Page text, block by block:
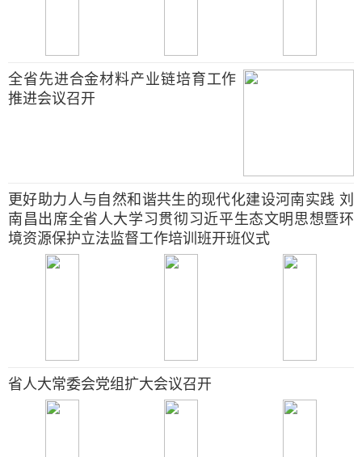
全省先进合金材料产业链培育工作
推进会议召开
更好助力人与自然和谐共生的现代化建设河南实践 刘
南昌出席全省人大学习贯彻习近平生态文明思想暨环
境资源保护立法监督工作培训班开班仪式
省人大常委会党组扩大会议召开